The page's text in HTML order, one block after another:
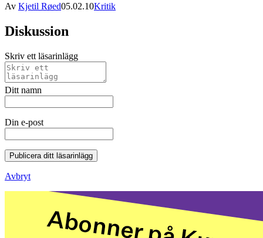
Av Kjetil Røed05.02.10Kritik
Diskussion
Skriv ett läsarinlägg
Ditt namn
Din e-post
Publicera ditt läsarinlägg
Avbryt